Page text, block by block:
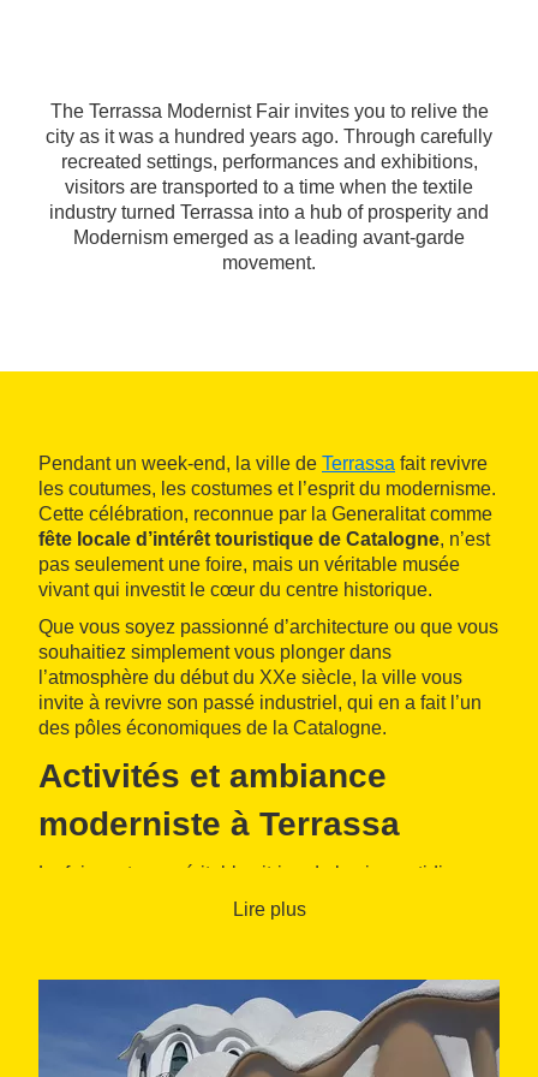
The Terrassa Modernist Fair invites you to relive the
city as it was a hundred years ago. Through carefully
recreated settings, performances and exhibitions,
visitors are transported to a time when the textile
industry turned Terrassa into a hub of prosperity and
Modernism emerged as a leading avant-garde
movement.
Pendant un week-end, la ville de Terrassa fait revivre
les coutumes, les costumes et l’esprit du modernisme.
Cette célébration, reconnue par la Generalitat comme
fête locale d’intérêt touristique de Catalogne, n’est
pas seulement une foire, mais un véritable musée
vivant qui investit le cœur du centre historique.
Que vous soyez passionné d’architecture ou que vous
souhaitiez simplement vous plonger dans
l’atmosphère du début du XXe siècle, la ville vous
invite à revivre son passé industriel, qui en a fait l’un
des pôles économiques de la Catalogne.
Activités et ambiance
moderniste à Terrassa
La foire est une véritable vitrine de la vie quotidienne
du début du XXe siècle. Les rues de Terrassa sont
décorées pour l’occasion et deviennent le théâtre de
métiers traditionnels
Le programme d’activités, conçu pour tous les publics,
propose des idées pour petits et grands :
défilés et
Lire plus